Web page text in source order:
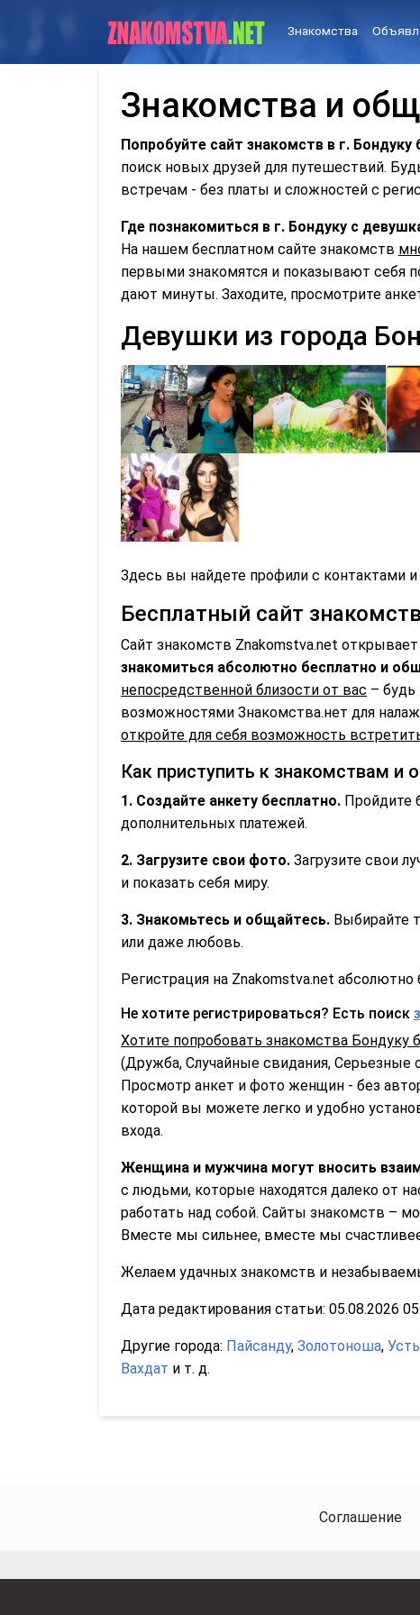
Знакомства
Знакомства и
Попробуйте сайт знакомств в г. Бондуку
поиск новых друзей для путешествий.
встречам - без платы и сложностей с
Где познакомиться в г. Бондуку с
На нашем бесплатном сайте знакомств
первыми знакомятся и показывают себя
дают минуты. Заходите, просмотрите
Девушки из города
Здесь вы найдете профили с контактами
Бесплатный сайт
Сайт знакомств Znakomstva.net
знакомиться абсолютно бесплатно и
непосредственной близости от вас – будь
возможностями Знакомства.нет для
откройте для себя возможность
Как приступить к знакомствам и
1. Создайте анкету бесплатно. Пройдите
дополнительных платежей.
2. Загрузите свои фото. Загрузите свои
и показать себя миру.
3. Знакомьтесь и общайтесь. Выбирайте
или даже любовь.
Регистрация на Znakomstva.net абсолютно
Не хотите регистрироваться? Есть поиск
Хотите попробовать знакомства Бондуку
(Дружба, Случайные свидания, Серьезные
Просмотр анкет и фото женщин - без
которой вы можете легко и удобно
входа.
Женщина и мужчина могут вносить
с людьми, которые находятся далеко от
работать над собой. Сайты знакомств –
Вместе мы сильнее, вместе мы
Желаем удачных знакомств и
Дата редактирования статьи: 05.08.2026
Другие города: Пайсанду, Золотоноша,
Вахдат и т. д.
Соглашение